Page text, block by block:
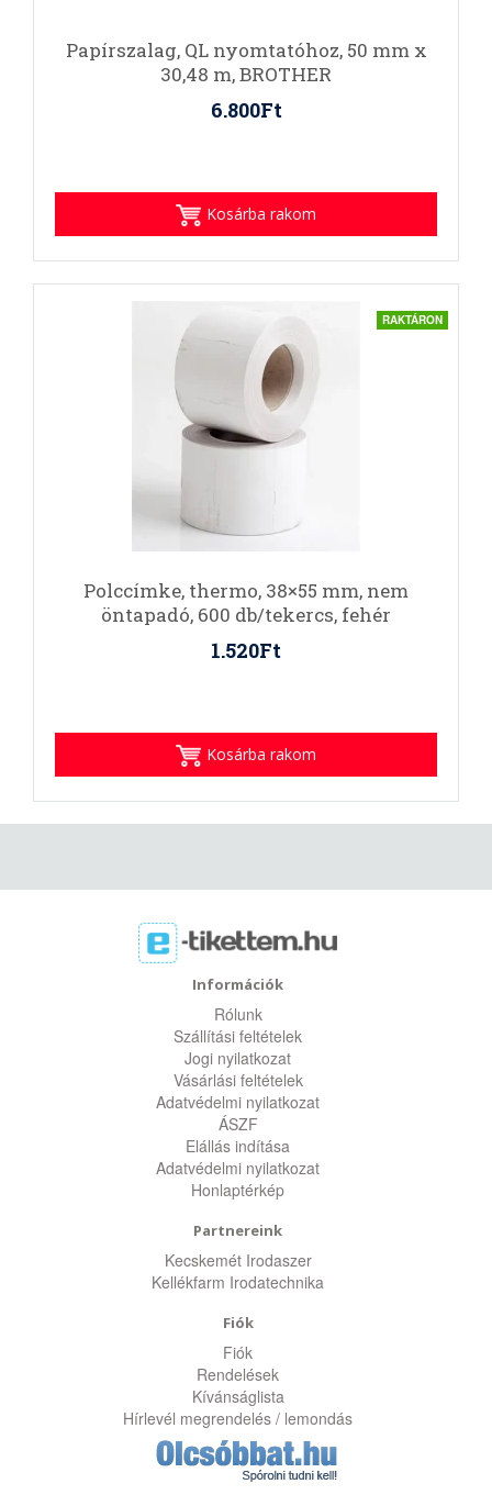
Papírszalag, QL nyomtatóhoz, 50 mm x
30,48 m, BROTHER
6.800Ft
Kosárba rakom
RAKTÁRON
Polccímke, thermo, 38×55 mm, nem
öntapadó, 600 db/tekercs, fehér
1.520Ft
Kosárba rakom
Információk
Rólunk
Szállítási feltételek
Jogi nyilatkozat
Vásárlási feltételek
Adatvédelmi nyilatkozat
ÁSZF
Elállás indítása
Adatvédelmi nyilatkozat
Honlaptérkép
Partnereink
Kecskemét Irodaszer
Kellékfarm Irodatechnika
Fiók
Fiók
Rendelések
Kívánságlista
Hírlevél megrendelés / lemondás